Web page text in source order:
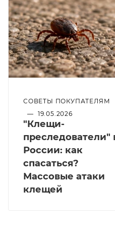
СОВЕТЫ ПОКУПАТЕЛЯМ
— 19.05.2026
"Клещи-
преследователи"
России: как
спасаться?
Массовые атаки
клещей